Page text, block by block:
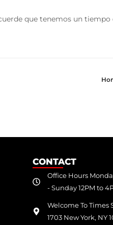
que tenemos un tiempo
CONTACT
Office Hours
- Sunday 12PM to
Welcome To Times
1703 New York, NY